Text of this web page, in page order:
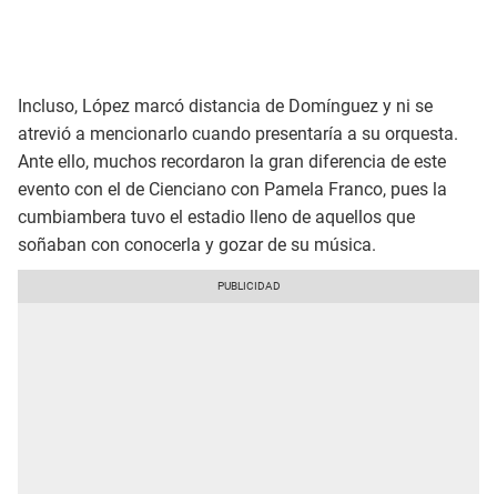
Incluso, López marcó distancia de Domínguez y ni se
atrevió a mencionarlo cuando presentaría a su orquesta.
Ante ello, muchos recordaron la gran diferencia de este
evento con el de Cienciano con Pamela Franco, pues la
cumbiambera tuvo el estadio lleno de aquellos que
soñaban con conocerla y gozar de su música.